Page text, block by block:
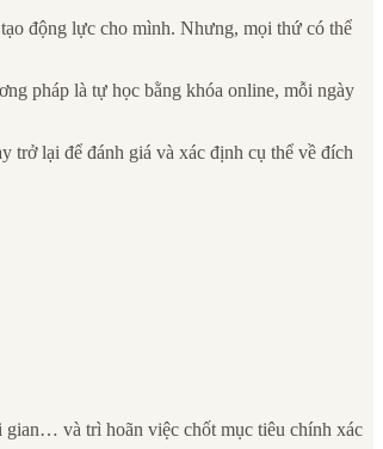
động lực cho mình. Nhưng, mọi thứ có thể
pháp là tự học bằng khóa online, mỗi ngày
trở lại để đánh giá và xác định cụ thể về đích
và trì hoãn việc chốt mục tiêu chính xác